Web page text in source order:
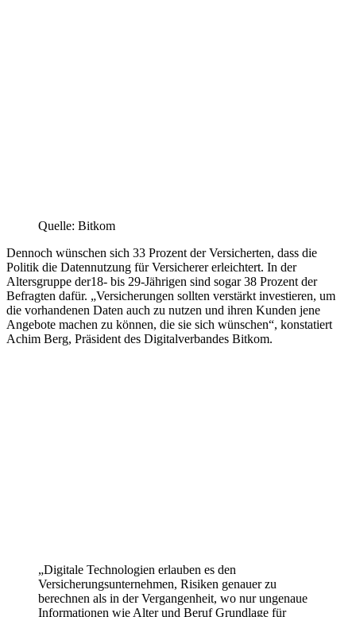
Quelle: Bitkom
Dennoch wünschen sich 33 Prozent der Versicherten, dass die
Politik die Datennutzung für Versicherer erleichtert. In der
Altersgruppe der18- bis 29-Jährigen sind sogar 38 Prozent der
Befragten dafür. „Versicherungen sollten verstärkt investieren, um
die vorhandenen Daten auch zu nutzen und ihren Kunden jene
Angebote machen zu können, die sie sich wünschen“, konstatiert
Achim Berg, Präsident des Digitalverbandes Bitkom.
„Digitale Technologien erlauben es den
Versicherungsunternehmen, Risiken genauer zu
berechnen als in der Vergangenheit, wo nur ungenaue
Informationen wie Alter und Beruf Grundlage für